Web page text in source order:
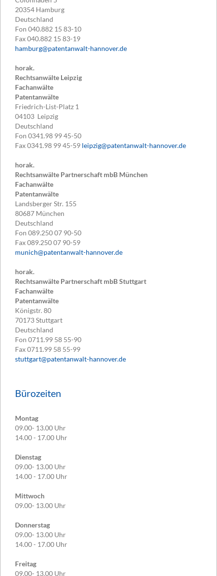
20354 Hamburg
Deutschland
Fon 040.882 15 83-10
Fax040.882 15 83-19
hamburg@patentanwalt-hannover.de
horak.
Rechtsanwälte Leipzig
Fachanwälte
Patentanwälte
Friedrich-List-Platz 1
04103 Leipzig
Deutschland
Fon 0341.98 99 45-50
Fax0341.98 99 45-59 leipzig@patentanwalt-hannover.de
horak.
Rechtsanwälte Partnerschaft mbB München
Fachanwälte
Patentanwälte
Landsberger Str. 155
80687 München
Deutschland
Fon 089.250 07 90-50
Fax089.250 07 90-59
munich@patentanwalt-hannover.de
horak.
Rechtsanwälte Partnerschaft mbB Stuttgart
Fachanwälte
Patentanwälte
Königstr. 80
70173Stuttgart
Deutschland
Fon 0711.99 58 55-90
Fax0711.99 58 55-99
stuttgart@patentanwalt-hannover.de
Bürozeiten
Montag
09.00- 13.00 Uhr
14.00 - 17.00 Uhr
Dienstag
09.00- 13.00 Uhr
14.00 - 17.00 Uhr
Mittwoch
09.00- 13.00 Uhr
Donnerstag
09.00- 13.00 Uhr
14.00 - 17.00 Uhr
Freitag
09.00- 13.00 Uhr